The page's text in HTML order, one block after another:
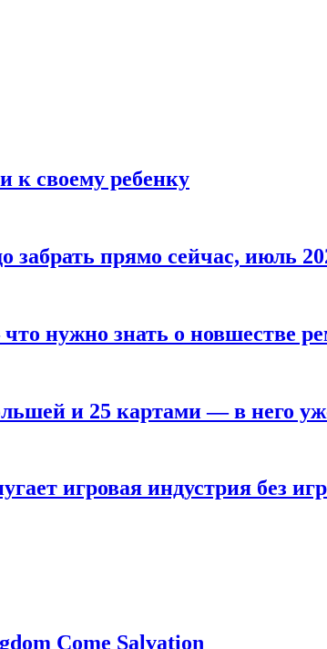
к своему ребенку
прямо сейчас, июль
нужно знать о новшестве
и 25 картами — в него
игровая индустрия без
Come Salvation